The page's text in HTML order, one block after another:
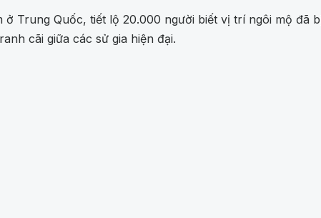
ở Trung Quốc, tiết lộ 20.000 người biết vị trí ngôi mộ đã
cãi giữa các sử gia hiện đại.